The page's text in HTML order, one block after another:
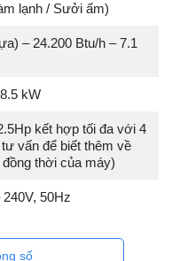
lạnh / Sưởi ấm)
– 24.200 Btu/h – 7.1
kW
kết hợp tối đa với 4
vấn để biết thêm về
thời của máy)
50Hz
số